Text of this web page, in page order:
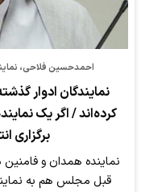
احمدحسین فلاحی،
نمایندگان ادوار
کرده‌اند / اگر یک
برگزاری
نماینده همدان و
قبل مجلس هم به